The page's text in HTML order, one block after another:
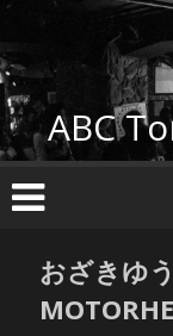
コ
テ
ン
ツ
へ
キ
ABC
おざきゆ